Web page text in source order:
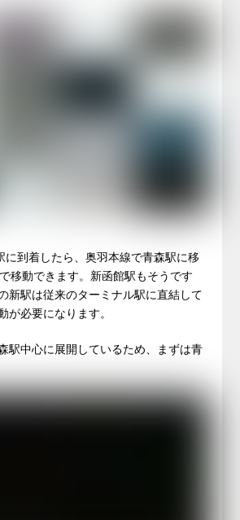
に到着したら、奥羽本線で青森駅に移
移動できます。新函館駅もそうです
新駅は従来のターミナル駅に直結して
が必要になります。
駅中心に展開しているため、まずは青